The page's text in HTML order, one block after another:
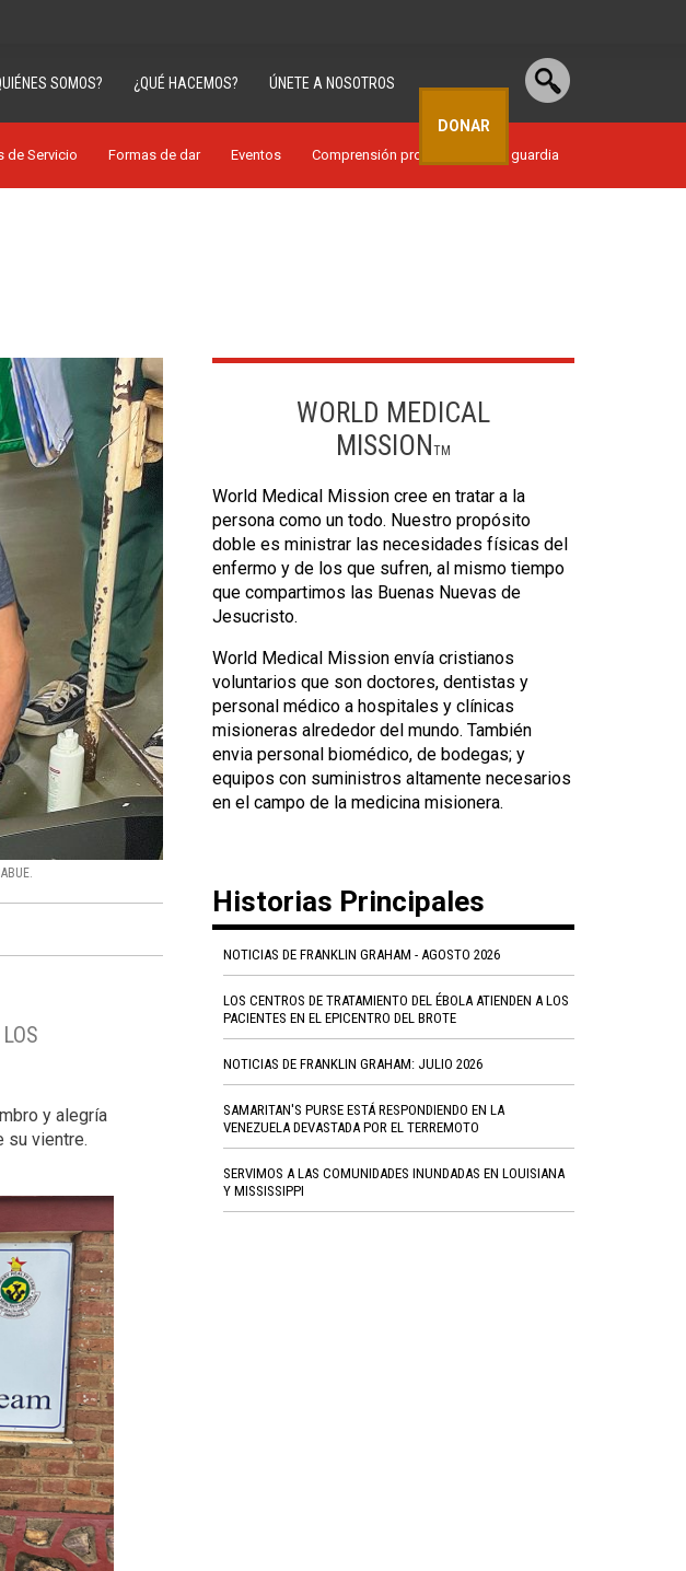
SOMOS? ¿QUÉ HACEMOS? ÚNETE A NOSOTROS
DONAR
de Servicio Formas de dar Eventos Comprensión profunda De guardia
y alegría
su vientre.
WORLD MEDICAL
MISSIONTM
World Medical Mission cree en tratar a la
persona como un todo. Nuestro propósito
doble es ministrar las necesidades físicas del
enfermo y de los que sufren, al mismo tiempo
que compartimos las Buenas Nuevas de
Jesucristo.
World Medical Mission envía cristianos
voluntarios que son doctores, dentistas y
personal médico a hospitales y clínicas
misioneras alrededor del mundo. También
envia personal biomédico, de bodegas; y
equipos con suministros altamente necesarios
en el campo de la medicina misionera.
Historias Principales
NOTICIAS DE FRANKLIN GRAHAM - AGOSTO 2026
LOS CENTROS DE TRATAMIENTO DEL ÉBOLA ATIENDEN A LOS
PACIENTES EN EL EPICENTRO DEL BROTE
NOTICIAS DE FRANKLIN GRAHAM: JULIO 2026
SAMARITAN'S PURSE ESTÁ RESPONDIENDO EN LA
VENEZUELA DEVASTADA POR EL TERREMOTO
SERVIMOS A LAS COMUNIDADES INUNDADAS EN LOUISIANA
Y MISSISSIPPI